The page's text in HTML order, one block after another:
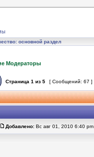
основной раздел
Модераторы
Страница 1 из 5 [ Сообщений: 67 ]
Добавлено: Вс авг 01, 2010 6:40 pm